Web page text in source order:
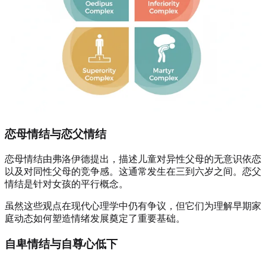
恋母情结与恋父情结
恋母情结由弗洛伊德提出，描述儿童对异性父母的无意识依恋
以及对同性父母的竞争感。这通常发生在三到六岁之间。恋父
情结是针对女孩的平行概念。
虽然这些观点在现代心理学中仍有争议，但它们为理解早期家
庭动态如何塑造情绪发展奠定了重要基础。
自卑情结与自尊心低下